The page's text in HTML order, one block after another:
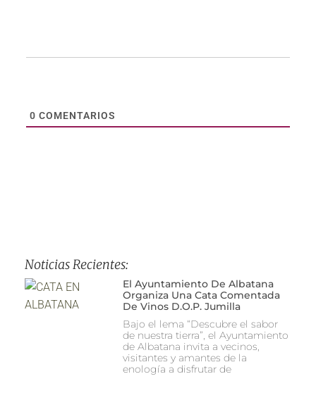
0 COMENTARIOS
Noticias Recientes:
El Ayuntamiento De Albatana
Organiza Una Cata Comentada
De Vinos D.O.P. Jumilla
Bajo el lema “Descubre el sabor
de nuestra tierra”, el Ayuntamiento
de Albatana invita a vecinos,
visitantes y amantes de la
enología a disfrutar de